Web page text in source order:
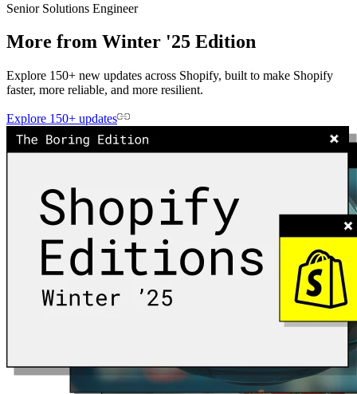
Senior Solutions Engineer
More from Winter '25 Edition
Explore 150+ new updates across Shopify, built to make Shopify
faster, more reliable, and more resilient.
Explore 150+ updates